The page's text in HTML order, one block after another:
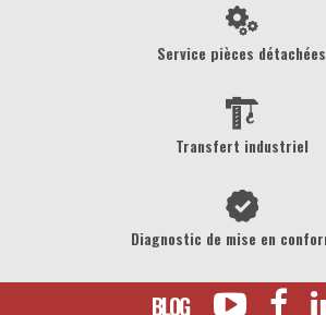
Service pièces détachées
Transfert industriel
Diagnostic de mise en
BLOG